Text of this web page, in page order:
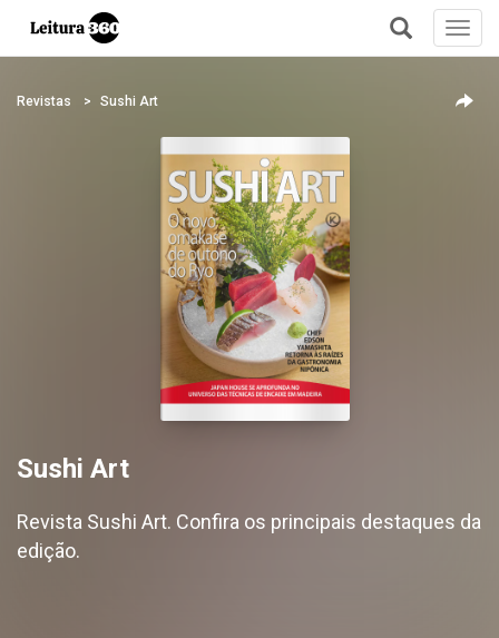
+
Revistas Sushi Art
Sushi Art
Revista Sushi Art. Confira os principais destaques da
edição.